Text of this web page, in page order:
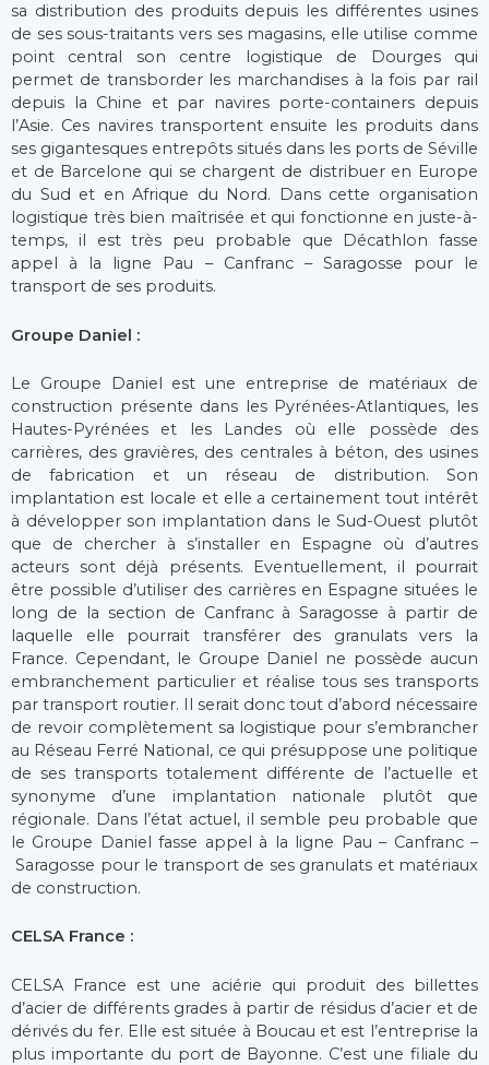
sa distribution des produits depuis les différentes usines
de ses sous-traitants vers ses magasins, elle utilise comme
point central son centre logistique de Dourges qui
permet de transborder les marchandises à la fois par rail
depuis la Chine et par navires porte-containers depuis
l’Asie. Ces navires transportent ensuite les produits dans
ses gigantesques entrepôts situés dans les ports de Séville
et de Barcelone qui se chargent de distribuer en Europe
du Sud et en Afrique du Nord. Dans cette organisation
logistique très bien maîtrisée et qui fonctionne en juste-à-
temps, il est très peu probable que Décathlon fasse
appel à la ligne Pau – Canfranc – Saragosse pour le
transport de ses produits.
Groupe Daniel :
Le Groupe Daniel est une entreprise de matériaux de
construction présente dans les Pyrénées-Atlantiques, les
Hautes-Pyrénées et les Landes où elle possède des
carrières, des gravières, des centrales à béton, des usines
de fabrication et un réseau de distribution. Son
implantation est locale et elle a certainement tout intérêt
à développer son implantation dans le Sud-Ouest plutôt
que de chercher à s’installer en Espagne où d’autres
acteurs sont déjà présents. Eventuellement, il pourrait
être possible d’utiliser des carrières en Espagne situées le
long de la section de Canfranc à Saragosse à partir de
laquelle elle pourrait transférer des granulats vers la
France. Cependant, le Groupe Daniel ne possède aucun
embranchement particulier et réalise tous ses transports
par transport routier. Il serait donc tout d’abord nécessaire
de revoir complètement sa logistique pour s’embrancher
au Réseau Ferré National, ce qui présuppose une politique
de ses transports totalement différente de l’actuelle et
synonyme d’une implantation nationale plutôt que
régionale. Dans l’état actuel, il semble peu probable que
le Groupe Daniel fasse appel à la ligne Pau – Canfranc –
Saragosse pour le transport de ses granulats et matériaux
de construction.
CELSA France :
CELSA France est une aciérie qui produit des billettes
d’acier de différents grades à partir de résidus d’acier et de
dérivés du fer. Elle est située à Boucau et est l’entreprise la
plus importante du port de Bayonne. C’est une filiale du